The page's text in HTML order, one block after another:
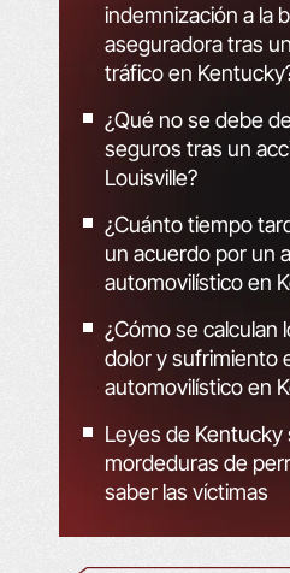
indemnización a la
aseguradora tras
tráfico en
¿Qué no se debe
seguros tras un
Louisville?
¿Cuánto tiempo
un acuerdo por un
automovilístico en
¿Cómo se calculan
dolor y sufrimiento
automovilístico en
Leyes de Kentucky
mordeduras de
saber las víctimas